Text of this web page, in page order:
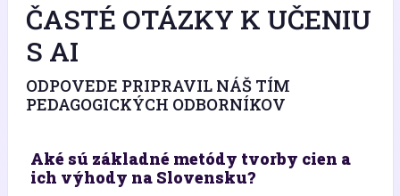
ČASTÉ OTÁZKY K UČENIU
S AI
ODPOVEDE PRIPRAVIL NÁŠ TÍM
PEDAGOGICKÝCH ODBORNÍKOV
Aké sú základné metódy tvorby cien a
ich výhody na Slovensku?